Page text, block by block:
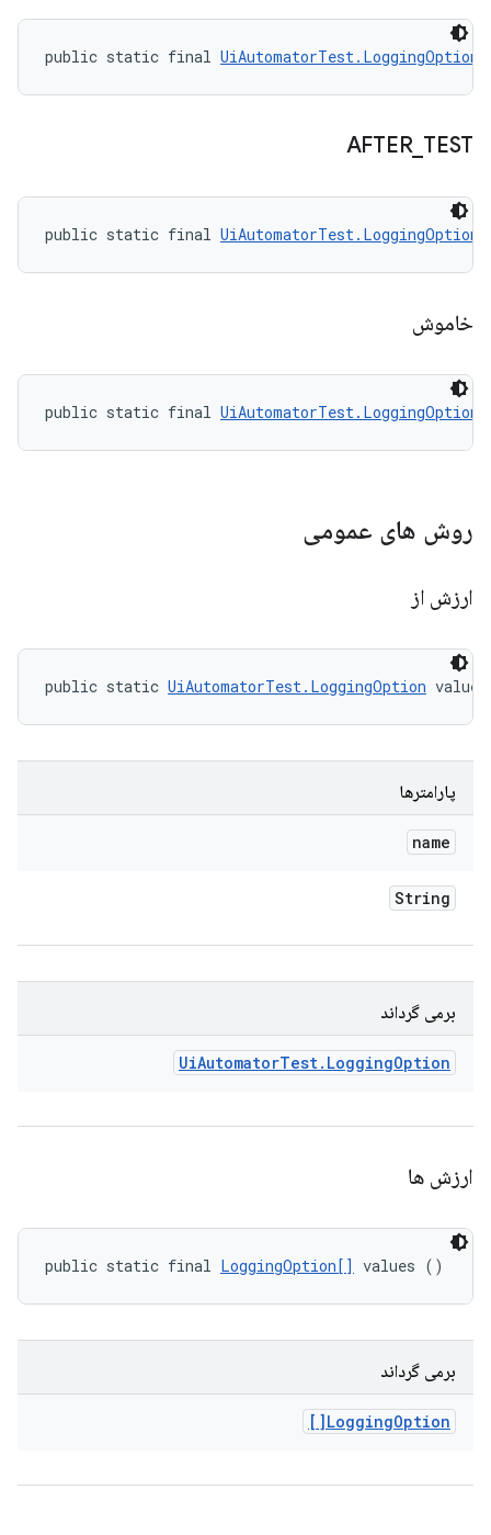
public static final UiAutomatorTest.LoggingOption
AFTER_ TEST
public static final UiAutomatorTest.LoggingOption
خاموش
public static final UiAutomatorTest.LoggingOption
روش های عمومی
ارزش از
public static UiAutomatorTest.LoggingOption
پارامترها
name
String
برمی گرداند
UiAutomatorTest. LoggingOption
ارزش ها
public static final LoggingOption[] values ()
برمی گرداند
LoggingOption[]